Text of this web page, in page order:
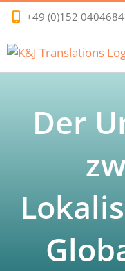
Zum
Inhalt
springen
+49 (0)152
Der